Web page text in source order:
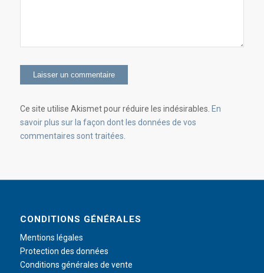
Ce site utilise Akismet pour réduire les indésirables. En
savoir plus sur la façon dont les données de vos
commentaires sont traitées
CONDITIONS GÉNÉRALES
Mentions légales
Protection des données
Conditions générales de vente